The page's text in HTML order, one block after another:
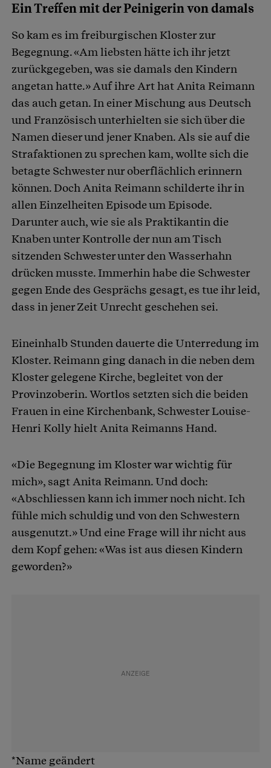
Ein Treffen mit der Peinigerin von damals
So kam es im freiburgischen Kloster zur
Begegnung. «Am liebsten hätte ich ihr jetzt
zurückgegeben, was sie damals den Kindern
angetan hatte.» Auf ihre Art hat Anita Reimann
das auch getan. In einer Mischung aus Deutsch
und Französisch unterhielten sie sich über die
Namen dieser und jener Knaben. Als sie auf die
Strafaktionen zu sprechen kam, wollte sich die
betagte Schwester nur oberflächlich erinnern
können. Doch Anita Reimann schilderte ihr in
allen Einzelheiten Episode um Episode.
Darunter auch, wie sie als Praktikantin die
Knaben unter Kontrolle der nun am Tisch
sitzenden Schwester unter den Wasserhahn
drücken musste. Immerhin habe die Schwester
gegen Ende des Gesprächs gesagt, es tue ihr leid,
dass in jener Zeit Unrecht geschehen sei.
Eineinhalb Stunden dauerte die Unterredung im
Kloster. Reimann ging danach in die neben dem
Kloster gelegene Kirche, begleitet von der
Provinzoberin. Wortlos setzten sich die beiden
Frauen in eine Kirchenbank, Schwester Louise-
Henri Kolly hielt Anita Reimanns Hand.
«Die Begegnung im Kloster war wichtig für
mich», sagt Anita Reimann. Und doch:
«Abschliessen kann ich immer noch nicht. Ich
fühle mich schuldig und von den Schwestern
ausgenutzt.» Und eine Frage will ihr nicht aus
dem Kopf gehen: «Was ist aus diesen Kindern
geworden?»
*Name geändert